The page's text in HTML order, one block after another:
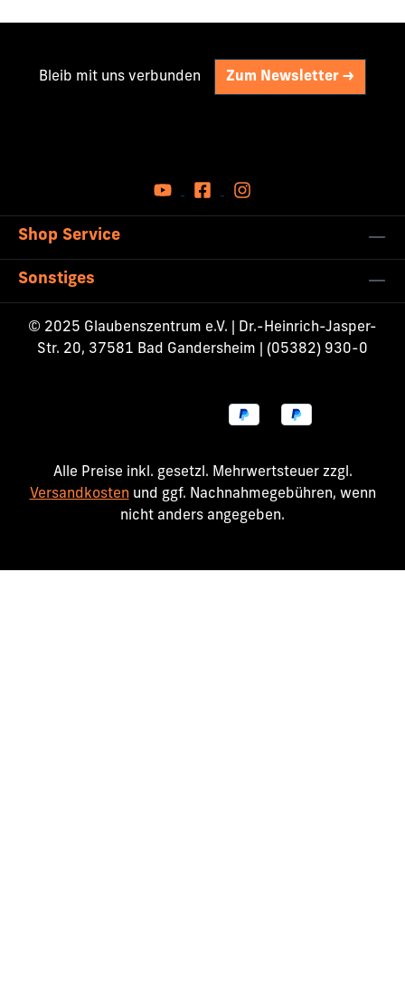
Bleib mit uns verbunden Zum Newsletter ->
Shop Service
Sonstiges
© 2025 Glaubenszentrum e.V. | Dr.-Heinrich-Jasper-
Str. 20, 37581 Bad Gandersheim | (05382) 930-0
Alle Preise inkl. gesetzl. Mehrwertsteuer zzgl.
Versandkosten und ggf. Nachnahmegebühren, wenn
nicht anders angegeben.